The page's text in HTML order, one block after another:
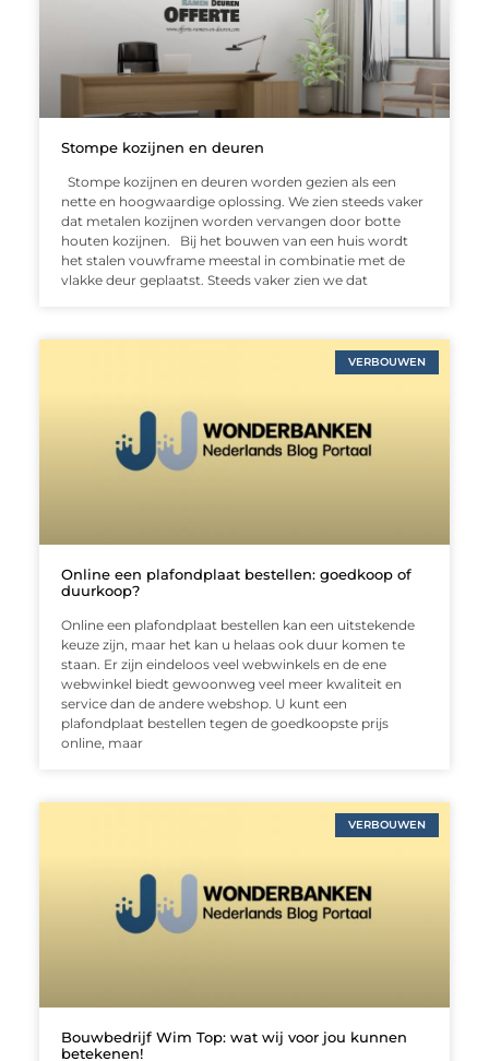
Stompe kozijnen en deuren
Stompe kozijnen en deuren worden gezien als een
nette en hoogwaardige oplossing. We zien steeds vaker
dat metalen kozijnen worden vervangen door botte
houten kozijnen. Bij het bouwen van een huis wordt
het stalen vouwframe meestal in combinatie met de
vlakke deur geplaatst. Steeds vaker zien we dat
VERBOUWEN
Online een plafondplaat bestellen: goedkoop of
duurkoop?
Online een plafondplaat bestellen kan een uitstekende
keuze zijn, maar het kan u helaas ook duur komen te
staan. Er zijn eindeloos veel webwinkels en de ene
webwinkel biedt gewoonweg veel meer kwaliteit en
service dan de andere webshop. U kunt een
plafondplaat bestellen tegen de goedkoopste prijs
online, maar
VERBOUWEN
Bouwbedrijf Wim Top: wat wij voor jou kunnen
betekenen!